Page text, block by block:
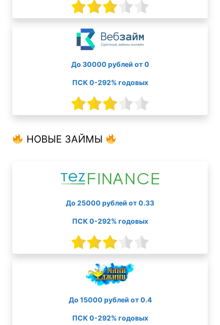
До 30000 рублей от 0
ПСК 0-292% годовых
НОВЫЕ ЗАЙМЫ
До 25000 рублей от 0.33
ПСК 0-292% годовых
До 15000 рублей от 0.4
ПСК 0-292% годовых